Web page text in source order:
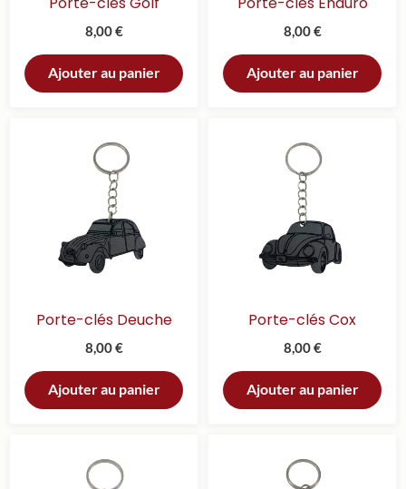
8,00€
Ajouter au panier
8,00€
Ajouter au panier
Porte-clés Deuche
8,00€
Ajouter au panier
Porte-clés Cox
8,00€
Ajouter au panier